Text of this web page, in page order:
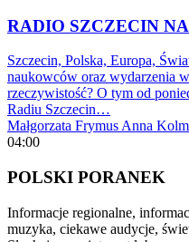
RADIO SZCZECIN
Szczecin, Polska, Europa,
naukowców oraz wydarzenia
rzeczywistość? O tym od
Radiu Szczecin…
Małgorzata FrymusAnna
04:00
POLSKI PORANEK
Informacje regionalne,
muzyka, ciekawe audycje,